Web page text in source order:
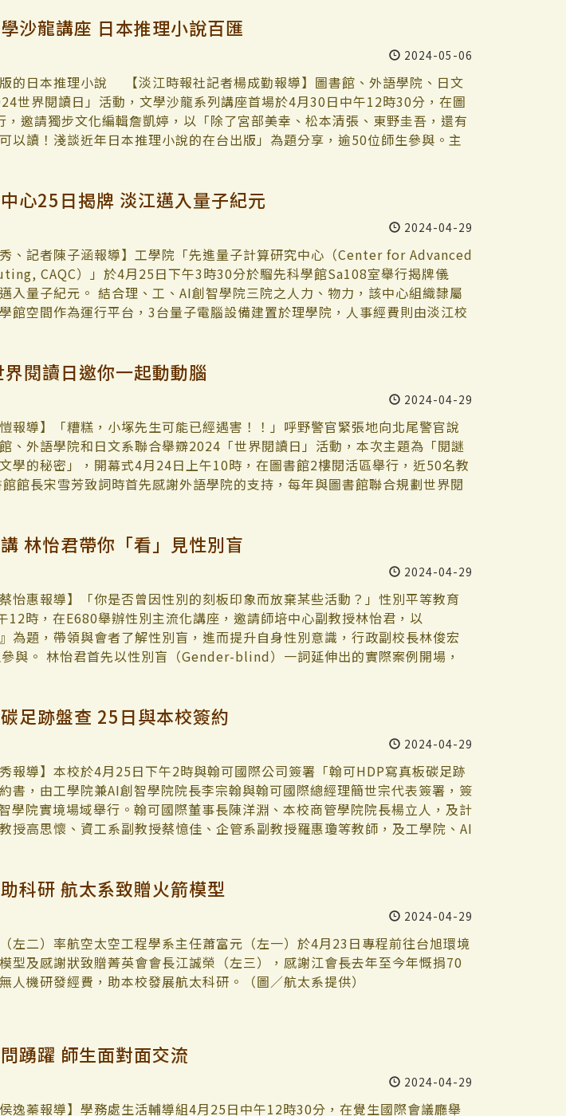
反覆修改再修改才完成。林偉臻說這個過程讓原本害怕的事到最後：「真正
。」滕又誼也說課程的設計：「讓我更快速的吸收所學，並且在學習任務的
能力。」 從識讀到撰寫 解構永續報告書 其次，在永續的知能上，從「識
產生自己公司的永續報告書，全在這門課完成。 全班指定識讀教材是由華碩
另外，每兩組須從5本共讀的教材中，選定一本作為組間共同教材，包括：台
達電、歐萊德跟臺灣水泥。這個企業永續報告書「1+5」的學習機制，將每位
組內共學，以及組間互學的學習環境。 不僅識讀，在學生花大半學期時間了
永續評比決賽呈現在全班面前。 在這門課裡面有位很特別的陪跑者——永續
程閔（2024年1月畢業）。倚重他於2022年10月取得臺灣永續能源研究基金
的專業，他的角色在整個市場裡面設定為「非政府組織」。課程中幾乎每三個
時的課程，由他教導學生以GRI格式識讀永續報告書，永續賦能培力學生。
歷程 在整個學習過程中，師生與小組內混成學習與協作，建立學生小組的共
微型任務累積下來，由涂敏芬每週給予專業發展學分PDU（Professional
評分，監控各小組每週的學習狀況，並登錄成戰情看板，成為全都錄的線
「戰情看板」的刺激下，從谷底翻身的。他們在期初定下策略：成績平均70
），到了第六週已經是全班墊底（只有5 PDU，當時最高小組已有8 PDU）。
週急起直追，開始運用策略工具去探索原因，決定要「透過創新的方式，讓
的環境下，達到公司的目標」。 吳限公司稽核長溫梓吟說：「這樣的競爭環
期中，都處在一種隨時審視自己是否還有進步空間的情況，而這樣的狀態甚
課堂的學習上。」 團隊競爭 激發潛能 吳限公司財務長陳雅慧說明他們谷
更好的點子。」運用團隊多樣化、多元的成員激發潛能，提升創新的優勢。
重在教師回饋的部分進行調整。 他們的努力讓PDU分數在第7週開始回升，
、13週都超過1分，並且在最後的永續評比決賽，竄升到全班最高分。回頭檢
提升最多是團隊合作能力：「因為團隊才可以更彈性以及更快速的能量面對
「不管是現在還是未來在職涯發展上，我們都非常需要這項技能。」 參訪
歷練 而在整個課程中，讓學生透過校外活動：參訪亞洲手創展了解公司的行
，是「企業仿真」的一環，讓學生印象深刻。這也是涂敏芬安排「在任務中管
兩家正在招募校園實習生的金控公司的永續部門在看展之後，對於學生的潛
衷：行動中發現 模糊中前進 涂敏芬對學生說：「賈伯斯曾說創造力就是將
。」不相關的點可能可以連結出令人眼睛一亮的創新。「要知道有什麼結
道。」她在課程結束後特別安排時間召集學生頒發結業證書，但另以「永續
取「學而時習之」的樂學精神，勉勵他們：「能夠成功不在於知道多少，而
知道』。」似乎在回應她申請時的初衷「行動中發現，模糊中前進」。 在師
了一學期以來的課程體驗： 「她會給我們很多每週的功課，然後這些功課都
八週裡面，老師很仔細的幫我們安排每個禮拜要做什麼東西、交代任務、然後
本上都沒有是水的，都很充實，而且過於充實。」 「老師的授課方式和認真教
也讓我更有動力主動學習。」 「每一堂課都過得很開心，我們覺得這個課程
過最不一樣的課程。」
持，期許你們能延續系隊練球時那開心與認真的傳統。」 國企系羽球隊長、
，平時的練習是關鍵，過程中會依照每位選手的狀況做調整，並針對不足的
想到這次可以獲得冠軍，羽球賽的選手必須相互配合，才能得到最佳成績，謝
視。 航太系壘球隊長、航太三黃嚴樂開心地表示，賽前的準備就是依照平時
功練好，再特別加強較弱的部分。「這是我們第一次拿到冠軍，大家的心情
持續精進球技。」
創組楷模獎，為文學院跨域創新的成果。學術副校長許輝煌、文錙藝術中心
暨AI創智學院，精準健康學院院長李宗翰、商管學院院長楊立人、外國語文學
學院各系主任、師生等約60多人參加。 許輝煌致詞，欣賞文學週強調人文與
其文學院執行計畫獲外界高度肯定，讚揚該院教師們的積極參與。他鼓勵師
，與人文專業結合，激發新的跨領域想法。值得一提的是教育部「iLink計
業實務創新鏈結計畫）對產業鏈結的重要性，鼓勵文學院探索產業需求，促
職業發展。 文學院院長紀慧君感謝各系積極參與並展示教學研究成果，強
活動，讓師生透過閱讀共同創作故事，發展概念和想法，實現共生文學創
術觀看成果展的創意，大傳系副教授唐大崙表示，AR技術把複雜、有趣的資
當手機相機掃描到指定圖檔時即可呈現出來。文學週的AR展示，就是這項技術
擁抱科技的能力值得稱許。「使得觀看實體展廳的視線減少了，倒是觀看手
。學習人文與科技，將使文學院學生擁有更多的科技素養。」 中文碩一楊
科技的快速發展，這次展示可以手機掃圖後，感受到AR互動體驗，將以往平
以動態呈現，著實令觀賞者相當雀躍。」
沙龍講座 日本推理小說百匯
2024-05-06
的日本推理小說 【淡江時報社記者楊成勤報導】圖書館、外語學院、日文
世界閱讀日」活動，文學沙龍系列講座首場於4月30日中午12時30分，在圖
，邀請獨步文化編輯詹凱婷，以「除了宮部美幸、松本清張、東野圭吾，還有
以讀！淺談近年日本推理小說的在台出版」為題分享，逾50位師生參與。主
推理小說」問起，導引大家反思自身與推理的距離，她提到早年「推理」二
」，在時代更迭下換成「科幻」；其次說到推理小說不一定要有「偵探情
和偵探小說之間，仍有許多模糊空間，可確認的是，推理小說係因偵探小說而
的分類，則以「有謎團的故事」為定義，如「殺人的遊戲化」屬本格派推理
社會」則屬社會派推理小說。詹凱婷強調「我除了引用學者、研究者和評論
都是個人想法」，提醒聽眾閱讀應以「讀者自身感受」為定位基礎。 詹凱
小說，每個人都會有屬於自己的想像和理解，若再融合專門知識、歷史情境
精緻的衝擊性與滿點的結局。最後以「選一個喜歡的文本，閱讀它、享受
很開心能夠參與本次講座，過程中讓她認識到更多不一樣的推理小說作者以及
富自己的書單。 茶道專家廖育卿解謎雪月花殺人遊戲 【淡江時報社記者李
圖書館、外語學院和日文系共同舉辧的「2024世界閱讀日」活動講座第二
30分在圖書館2樓閱活區舉行，演講主題為「解謎東野圭吾《畢業：雪月花
人為日文系副教授廖育卿，近70名教職員生參與。 主持人英文系副教授涂銘
》故事大綱及角色關係圖，帶入故事中最重要的茶室場景，同時介紹日本的
本茶室入室禮儀是一種傳統禮節，旨在尊重茶道精神和文化價值，從穿著、
所講究，細微到連茶席座位都有分配規則，皆反映出日本文化的尊重和謙虛價
雪月花遊戲」，更為貫穿故事中謎題的部分。 擁有日本茶道裏千家準教授資
明，小說中的「雪月花遊戲」分為花月之式與雪月花之式。花月之式係茶道
，通常在春季舉行，藉以表達對生命的讚美和對自然的感激；雪月花之式則
題的儀式，代表著冬、秋、春三季，通常在茶道中以手勢或口訣的形式呈
郎的角色塑造，進一步分析東野圭吾《畢業：雪月花殺人遊戲》的定位。
有趣，未來也不排除多去接觸懸疑推理作品。對於講座中多次提到的茶道文
文化相當新奇，「以遊戲方式進行傳統茶道儀式，感覺有種傳統文化和現代
！」。 新聞小辭典：日本茶道七事式 基於「茶禪一味」精神，且為了精
道發展出了「七事式」，其中的「花月」又細分為平花月之式與雪月花之
或以上）以抽選「花月札」分配遊戲的角色，抽到「雪」可以享用和菓子，
列講座第三場，5月2日下午12時30分在圖書館二樓閱活區舉辦，邀請日文系
「芥川龍之介《竹藪中》—類・推理小說、非・推理小說」，逾50名師生到場
以日本的「守、破、離」開場，「守」是守護傳統；「破」是打破框架；
。其實芥川龍之介的小說《竹藪中》類似推理小說，發生了命案，但芥川打
人都說自己是兇手，而且一直到最後都沒有交代什麼是「真相」，完全脫離
其次彭春陽分享自己在日本求學的經驗，以及翻譯上遇到的困難，尤其
人心目中最高的山」；又如彩虹由7種顏色組成的認知，是牛頓可能因為
周是7天」的概念設定了7種顏色，後來傳到東方，我們至今還抱守著彩虹有7種
心25日揭牌 淡江邁入量子紀元
2024-04-29
秀、記者陳子涵報導】工學院「先進量子計算研究中心（Center for Advanced
CAQC）」於4月25日下午3時30分於騮先科學館Sa108室舉行揭牌儀
入量子紀元。 結合理、工、AI創智學院三院之人力、物力，該中心組織隸屬
館空間作為運行平台，3台量子電腦設備建置於理學院，人事經費則由淡江校
力於研究產出、量子人才培養，並將積極申請及執行本校重點研究計畫、接
副校長許輝煌於揭幕後首先致詞表示，現今量子計算的處理已經十分進步，但
代表目前量子計算還無法被廣泛的運用，因此需要靠研究中心投入更多研
作能引領更多老師投入量子研究。 陳洋淵致詞表示，量子是未來的明星產業
中心能結合老師與研究生的力量，在量子研究領域上站穩腳步，也祝福淡江
熱。」 中心主任，理學院院長施增廉感謝工學院院長李宗翰與陳洋淵的幫
成果。 吳俊毅在簡報中，向在場貴賓解釋了著名的量子力學思想實驗「薛丁
分明，水波是涇亦是渭」的圖片，探討「量子疊加」原理。並逗趣的以他向
題為例，來解釋量子計算與一般計算的驚人差異。吳俊毅曾獲選「日本學術振
研究員（JSPS Postdoctoral Fellowships），現任「量子國家隊」光量子計
亦為台荷光量子計算聯盟台灣方面主持人。台荷光量子計算聯盟為台灣國家
）和荷蘭科學研究委員會（NWO）共同資助的組織，匯集了兩國量子計
子學領域的多個領先團隊，推進光量子計算的前沿發展。 吳俊毅表示，淡江
研究中心」的前期目標以「分佈式量子計算」為主要發展方向，目標提出新
閱讀日邀你一起動動腦
2024-04-29
報導】「糟糕，小塚先生可能已經遇害！！」呼野警官緊張地向北尾警官說
、外語學院和日文系聯合舉辧2024「世界閱讀日」活動，本次主題為「閱謎
學的秘密」，開幕式4月24日上午10時，在圖書館2樓閱活區舉行，近50名教
館長宋雪芳致詞時首先感謝外語學院的支持，每年與圖書館聯合規劃世界閱
。外語學院院長吳萬寶說明世界閱讀日活動由來已久，稱許本次活動系統化
推理文學環境，讓他充分感受到同仁們的用心，也歡迎大家踴躍參與，一起
的快感。學術副校長許輝煌表示，認識一個國家的社會與文化，透過閱讀是最
享自己曾讀過東野圭吾的作品《劫持白銀》與《人魚沉睡的家》，感受推理
更鼓勵教職員生充分利用館藏進行閱讀，豐富知識與心靈。 日文系系主任蔡
相，與副教授廖育卿、日文三陳敏翎，共同演繹松本清張知名短篇作品《驛
跟著劇中刑警的辦案經過，一步一步揭開案件真相。蔡佩青說明松本清張的
卻著眼於人的心理和日常生活元素，開創了社會派推理世界，可稱為「松本
區及5樓非書資料室舉行，共展出366冊圖書及84部影片，內容為社會寫實與
理小說作家，包括松本清張、西村京太郎、横山秀夫、宮部美幸、東野圭
太郎等作家的代表作品，以及相關獎項獲獎作品。沙龍講座分別將於4月30
中午12時30分在閱活區舉行，由專家及學者就臺灣出版的推理小說，及作家
特別值得一提的是，為了增進活動的參與性與趣味性，圖書館特別設計實境
吾的作品《彷徨之刃》與《天空之蜂》，歡迎一起來集思與交流。相關活動
查詢。（網址：https://reurl.cc/703K5k ）
林怡君帶你「看」見性別盲
2024-04-29
怡惠報導】「你是否曾因性別的刻板印象而放棄某些活動？」性別平等教育
12時，在E680舉辦性別主流化講座，邀請師培中心副教授林怡君，以
為題，帶領與會者了解性別盲，進而提升自身性別意識，行政副校長林俊宏
與。 林怡君首先以性別盲（Gender-blind）一詞延伸出的實際案例開場，
別平等，需要大家攜手共創，以實踐性別平權。 接著林怡君結合實務經驗與
由社會的制約所形成。後續則運用Kohlberg認知發展理論，探討兒童對自我性
認知能力，並運用性別基模理論強調兒童在性別刻板的文化下成長，將會影
這些基礎概念的形塑，有助打破社會普遍存在的性別歧視及性別迷思。 擔任
教授阮聘茹，對於互動問答中參與者提出的學生宿舍規劃建議相當有感，認
得考慮的方案，不過也可能衍生出管理上的挑戰，需要從教育、法令制度等
足跡盤查 25日與本校簽約
2024-04-29
秀報導】本校於4月25日下午2時與翰可國際公司簽署「翰可HDP寫真板碳足跡
書，由工學院兼AI創智學院院長李宗翰與翰可國際總經理簡世宗代表簽署，簽
學院實境場域舉行。翰可國際董事長陳洋淵、本校商管學院院長楊立人，及計
授高思懷、資工系副教授蔡憶佳、企管系副教授羅惠瓊等教師，及工學院、AI
產品碳排放量盤查的要求下，淨零轉型加緊腳步。 高思懷表示，本校團隊已
翰可國際與相關成員進行起始會議，並舉辦講習，此委託案預計將於明年三
科研 航太系致贈火箭模型
2024-04-29
左二）率航空太空工程學系主任蕭富元（左一）於4月23日專程前往台旭環境
型及感謝狀致贈菁英會會長江誠榮（左三），感謝江會長去年至今年慨捐70
人機研發經費，助本校發展航太科研。（圖／航太系提供）
踴躍 師生面對面交流
2024-04-29
侯逸蓁報導】學務處生活輔導組4月25日中午12時30分，在覺生國際會議廳舉